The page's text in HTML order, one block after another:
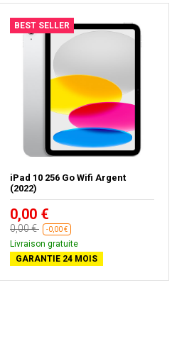
BEST SELLER
iPad 10 256 Go Wifi Argent
(2022)
0,00 €
0,00 € -0,00 €
Livraison gratuite
GARANTIE 24 MOIS